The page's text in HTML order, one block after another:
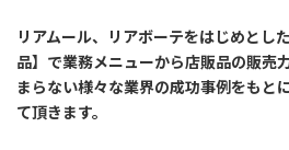
リアムール、リアボーテをはじめとし
品】で業務メニューから店販品の販売
まらない様々な業界の成功事例をもと
て頂きます。